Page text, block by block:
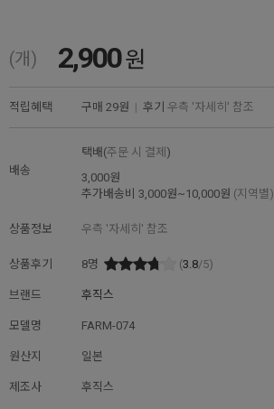
(개) 2,900원
적립혜택 구매 29원 | 후기 우측 '자세히' 참조
배송
택배(주문 시 결제 )
3,000원
추가배송비 3,000원~10,000원 (지역별)
상품정보 우측 '자세히' 참조
상품후기 8명 (3.8/5)
브랜드 후직스
모델명 FARM-074
원산지 일본
제조사 후직스